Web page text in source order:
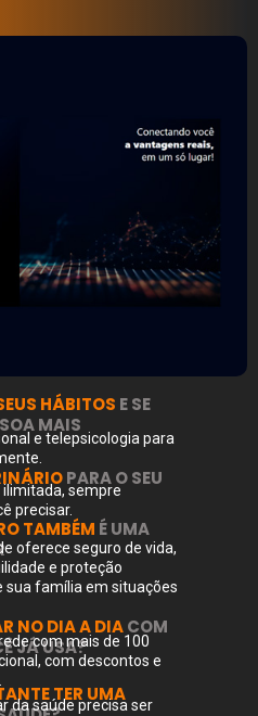
HÁBITOS E SE
MAIS
e telepsicologia para
PARA O SEU
sempre
precisar.
TAMBÉM É UMA
oferece seguro de vida,
e proteção
sua família em situações
NO DIA A DIACOM
JÁ USA?
com mais de 100
com descontos e
TER UMA
da saúde precisa ser